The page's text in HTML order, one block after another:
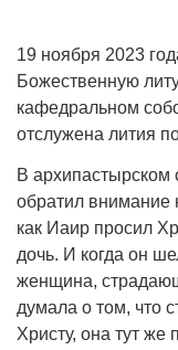
19 ноября 2023
Божественную
кафедральном
отслужена лития
В архипастырском
обратил внимание
как Иаир просил
дочь. И когда он
женщина,
думала о том, что
Христу, она тут же